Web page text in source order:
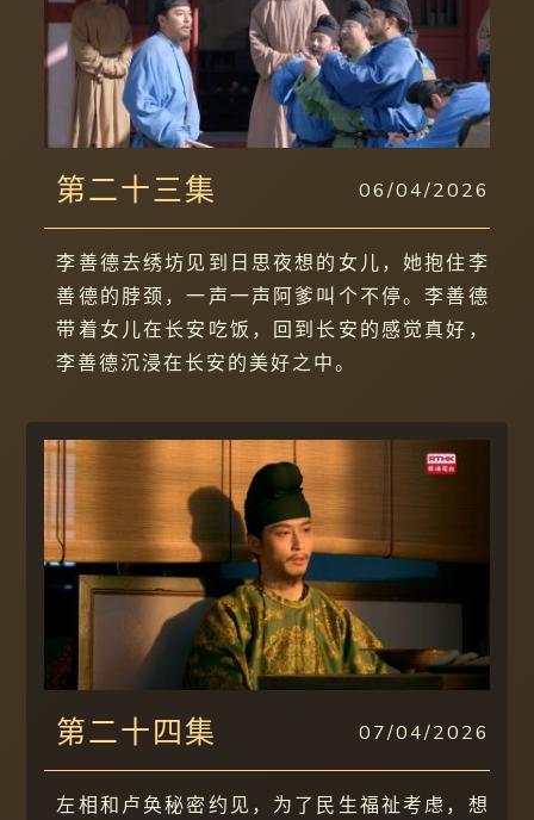
第二十三集 06/04/2026
李善德去绣坊见到日思夜想的女儿，她抱住李
善德的脖颈，一声一声阿爹叫个不停。李善德
带着女儿在长安吃饭，回到长安的感觉真好，
李善德沉浸在长安的美好之中。
第二十四集 07/04/2026
左相和卢奂秘密约见，为了民生福祉考虑，想